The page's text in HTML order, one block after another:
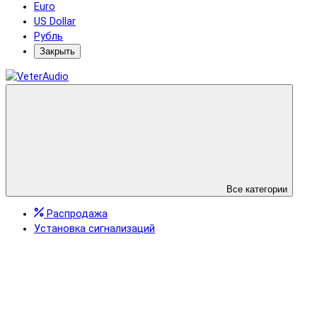
Euro
US Dollar
Рубль
Закрыть
Все категории
Распродажа
Установка сигнализаций